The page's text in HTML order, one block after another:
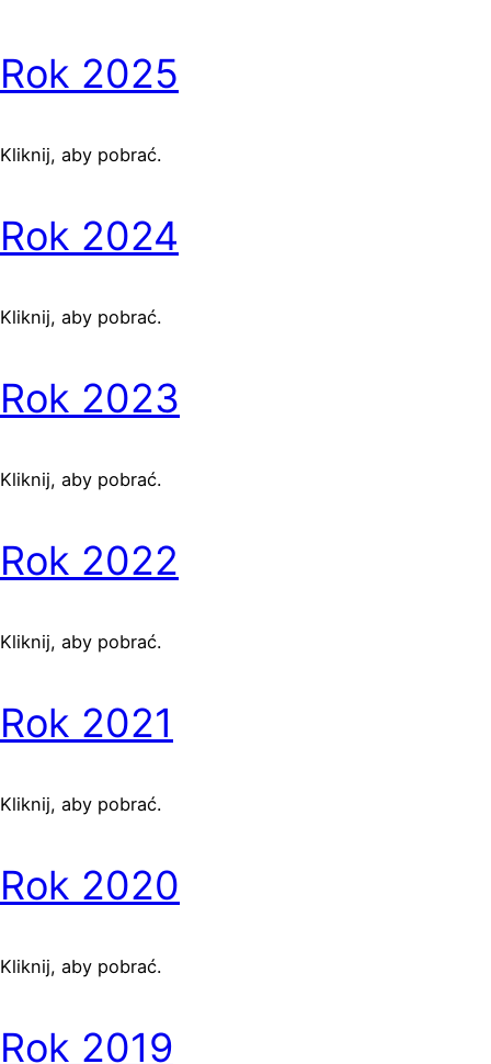
Rok 2025
Kliknij, aby pobrać.
Rok 2024
Kliknij, aby pobrać.
Rok 2023
Kliknij, aby pobrać.
Rok 2022
Kliknij, aby pobrać.
Rok 2021
Kliknij, aby pobrać.
Rok 2020
Kliknij, aby pobrać.
Rok 2019